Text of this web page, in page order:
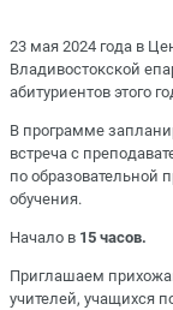
23 мая 2024 года в
Владивостокской
абитуриентов этого
В программе
встреча с
по образовательной
обучения.
Начало в 15 часов.
Приглашаем
учителей, учащихся